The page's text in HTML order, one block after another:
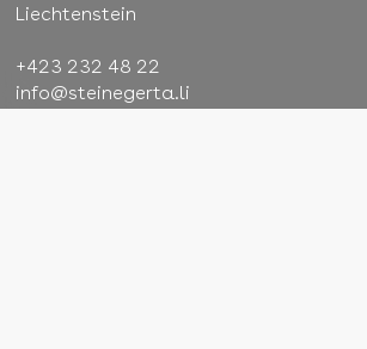
Liechtenstein
+423 232 48 22
info@steinegerta.li